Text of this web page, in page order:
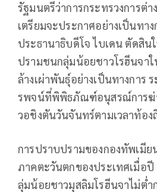
รัฐมนตรีว่าการกระทรวงการต่
เตรียมจะประกาศอย่างเป็นทา
ประธานาธิบดีโจ ไบเดน ตัดสิน
ปรามชนกลุ่มน้อยชาวโรฮีนจาใ
ล้างเผ่าพันธุ์อย่างเป็นทางการ
รพจน์ที่พิพิธภัณฑ์อนุสรณ์การฆ่า
วอชิงตันวันจันทร์ตามเวลาท้อง
การปราบปรามของกองทัพเมีย
ภาคตะวันตกของประเทศเมื่อ
ลุ่มน้อยชาวมุสลิมโรฮีนจาไม่ต่ำ